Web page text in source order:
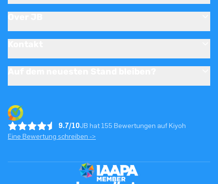
9.7/10JB hat 155 Bewertungen auf Kiyoh
Eine Bewertung schreiben ->